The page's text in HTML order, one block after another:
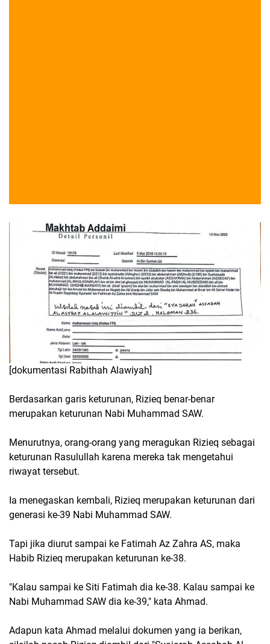
[dokumentasi Rabithah Alawiyah]
Berdasarkan garis keturunan, Rizieq benar-benar
merupakan keturunan Nabi Muhammad SAW.
Menurutnya, orang-orang yang meragukan Rizieq sebagai
keturunan Rasulullah karena mereka tak mengetahui
riwayat tersebut.
Ia menegaskan kembali, Rizieq merupakan keturunan dari
generasi ke-39 Nabi Muhammad SAW.
Tapi jika diurut sampai ke Fatimah Az Zahra AS, maka
Habib Rizieq merupakan keturunan ke-38.
"Kalau sampai ke Siti Fatimah dia ke-38. Kalau sampai ke
Nabi Muhammad SAW dia ke-39," kata Ahmad.
Adapun kata Ahmad melalui dokumen yang ia berikan,